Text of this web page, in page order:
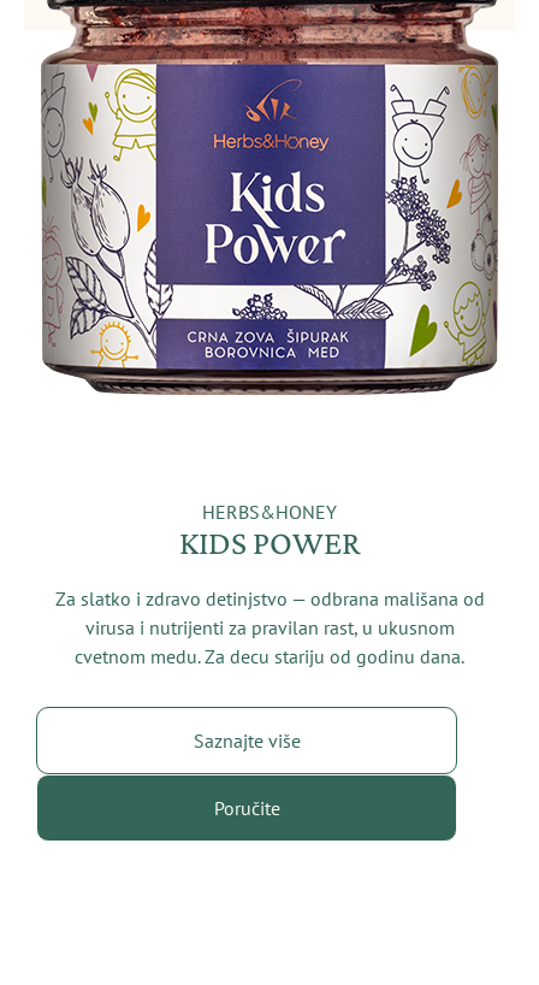
HERBS&HONEY
KIDS POWER
Za slatko i zdravo detinjstvo — odbrana mališana od
virusa i nutrijenti za pravilan rast, u ukusnom
cvetnom medu. Za decu stariju od godinu dana.
Saznajte više
Poručite